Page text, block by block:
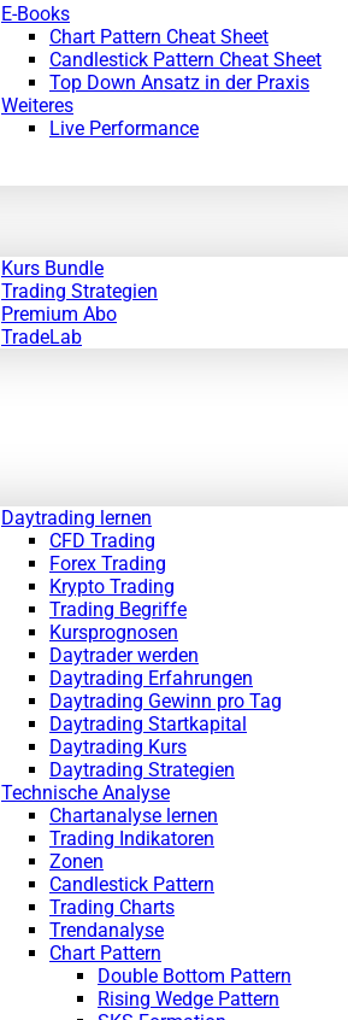
E-Books
Chart Pattern Cheat Sheet
Candlestick Pattern Cheat Sheet
Top Down Ansatz in der Praxis
Weiteres
Live Performance
Kurs Bundle
Trading Strategien
Premium Abo
TradeLab
Daytrading lernen
CFD Trading
Forex Trading
Krypto Trading
Trading Begriffe
Kursprognosen
Daytrader werden
Daytrading Erfahrungen
Daytrading Gewinn pro Tag
Daytrading Startkapital
Daytrading Kurs
Daytrading Strategien
Technische Analyse
Chartanalyse lernen
Trading Indikatoren
Zonen
Candlestick Pattern
Trading Charts
Trendanalyse
Chart Pattern
Double Bottom Pattern
Rising Wedge Pattern